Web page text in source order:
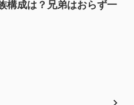
構成は？兄弟はおらず一